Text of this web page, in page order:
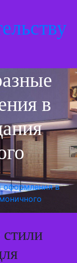
в
оформления в
стили